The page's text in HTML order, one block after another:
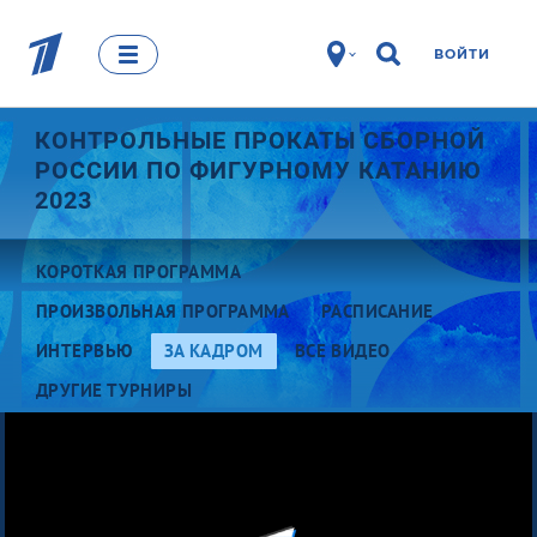
ВОЙТИ
КОНТРОЛЬНЫЕ ПРОКАТЫ СБОРНОЙ
РОССИИ ПО ФИГУРНОМУ КАТАНИЮ
2023
КОРОТКАЯ ПРОГРАММА
ПРОИЗВОЛЬНАЯ ПРОГРАММА
РАСПИСАНИЕ
ИНТЕРВЬЮ
ЗА КАДРОМ
ВСЕ ВИДЕО
ДРУГИЕ ТУРНИРЫ